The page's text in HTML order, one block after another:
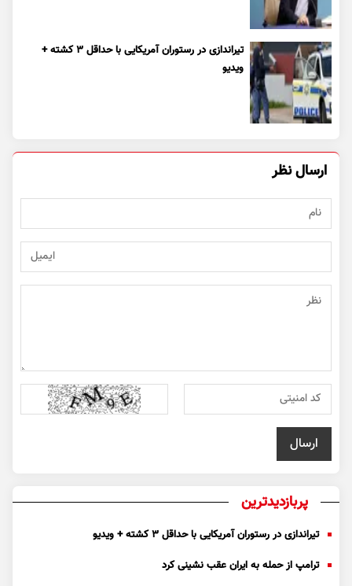
تیراندازی در رستوران آمریکایی با حداقل ۳ کشته +
ویدیو
ارسال نظر
پربازدیدترین
تیراندازی در رستوران آمریکایی با حداقل ۳ کشته + ویدیو
ترامپ از حمله به ایران عقب نشینی کرد